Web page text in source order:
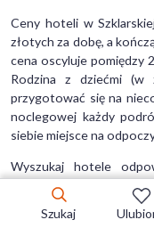
Ceny hoteli w
złotych za dobę, a
cena oscyluje pomiędzy
Rodzina z dziećmi (w
przygotować się na
noclegowej każdy
siebie miejsce na
Wyszukaj hotele
podróży!
Hotele
Szukaj